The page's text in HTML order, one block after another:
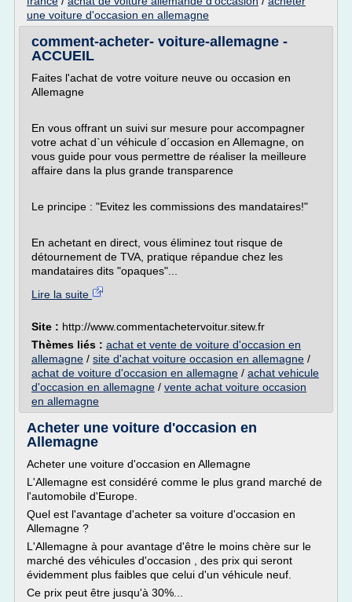
une voiture d'occasion en allemagne
comment-acheter- voiture-allemagne -
ACCUEIL
Faites l'achat de votre voiture neuve ou occasion en
Allemagne
En vous offrant un suivi sur mesure pour accompagner
votre achat d`un véhicule d´occasion en Allemagne, on
vous guide pour vous permettre de réaliser la meilleure
affaire dans la plus grande transparence
Le principe : "Evitez les commissions des mandataires!"
En achetant en direct, vous éliminez tout risque de
détournement de TVA, pratique répandue chez les
mandataires dits "opaques"...
Lire la suite
Site : http://www.commentachetervoitur.sitew.fr
Thèmes liés : achat et vente de voiture d'occasion en
allemagne / site d'achat voiture occasion en allemagne /
achat de voiture d'occasion en allemagne / achat vehicule
d'occasion en allemagne / vente achat voiture occasion
en allemagne
Acheter une voiture d'occasion en
Allemagne
Acheter une voiture d'occasion en Allemagne
L'Allemagne est considéré comme le plus grand marché de
l'automobile d'Europe.
Quel est l'avantage d'acheter sa voiture d'occasion en
Allemagne ?
L'Allemagne à pour avantage d'être le moins chère sur le
marché des véhicules d'occasion , des prix qui seront
évidemment plus faibles que celui d'un véhicule neuf.
Ce prix peut être jusqu'à 30%...